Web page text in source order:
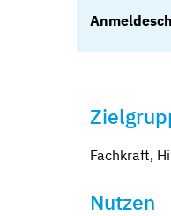
Fachkraft,
Nutzen